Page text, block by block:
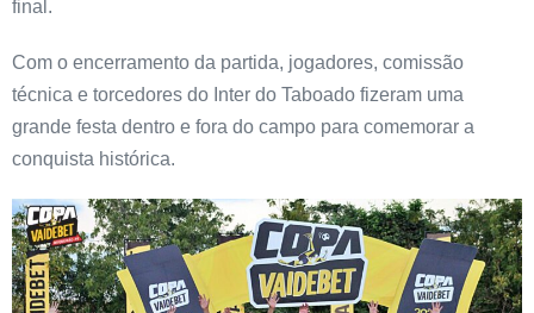
final.
Com o encerramento da partida, jogadores, comissão
técnica e torcedores do Inter do Taboado fizeram uma
grande festa dentro e fora do campo para comemorar a
conquista histórica.